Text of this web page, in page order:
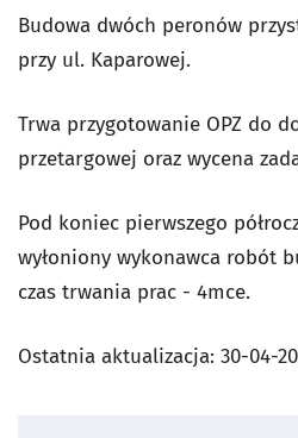
Budowa dwóch peronów
przy ul. Kaparowej.
Trwa przygotowanie OPZ do
przetargowej oraz wycena
Pod koniec pierwszego
wyłoniony wykonawca robót
czas trwania prac - 4mce.
Ostatnia aktualizacja: 30-04-